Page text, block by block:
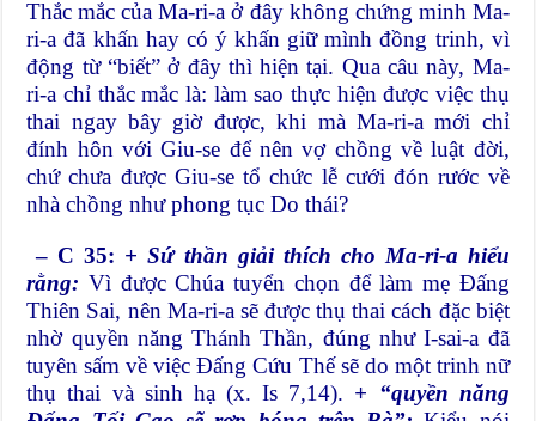
Thắc mắc của Ma-ri-a ở đây không chứng minh Ma-
ri-a đã khấn hay có ý khấn giữ mình đồng trinh, vì
động từ “biết” ở đây thì hiện tại. Qua câu này, Ma-
ri-a chỉ thắc mắc là: làm sao thực hiện được việc thụ
thai ngay bây giờ được, khi mà Ma-ri-a mới chỉ
đính hôn với Giu-se để nên vợ chồng về luật đời,
chứ chưa được Giu-se tổ chức lễ cưới đón rước về
nhà chồng như phong tục Do thái?
– C 35: + Sứ thần giải thích cho Ma-ri-a hiểu
rằng: Vì được Chúa tuyển chọn để làm mẹ Đấng
Thiên Sai, nên Ma-ri-a sẽ được thụ thai cách đặc biệt
nhờ quyền năng Thánh Thần, đúng như I-sai-a đã
tuyên sấm về việc Đấng Cứu Thế sẽ do một trinh nữ
thụ thai và sinh hạ (x. Is 7,14). + “quyền năng